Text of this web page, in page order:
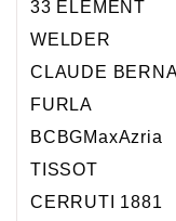
5 атм
10 атм
5 атм
10 атм
20 атм
33 ELEMENT
WELDER
CLAUDE
FURLA
BCBGMaxAzria
TISSOT
CERRUTI 1881